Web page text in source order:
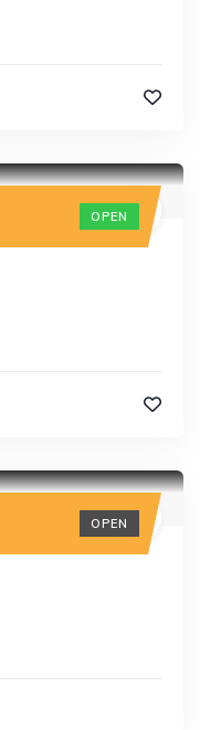
OPEN
OPEN